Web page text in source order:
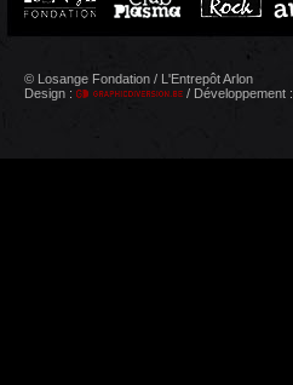
© Losange Fondation / L'Entrepôt Arlon
Design :
/ Développement :